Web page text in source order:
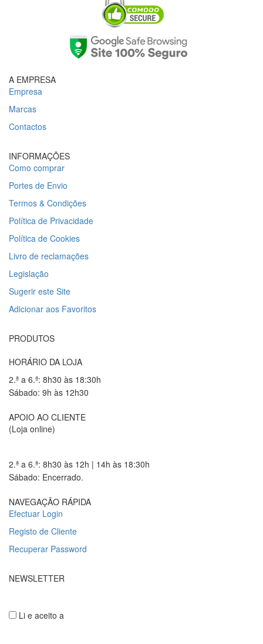
A EMPRESA
Empresa
Marcas
Contactos
INFORMAÇÕES
Como comprar
Portes de Envio
Termos & Condições
Política de Privacidade
Política de Cookies
Livro de reclamações
Legislação
Sugerir este Site
Adicionar aos Favoritos
PRODUTOS
HORÁRIO DA LOJA
2.ª a 6.ª: 8h30 às 18:30h
Sábado: 9h às 12h30
APOIO AO CLIENTE
(Loja online)
2.ª a 6.ª: 8h30 às 12h | 14h às 18:30h
Sábado: Encerrado.
NAVEGAÇÃO RÁPIDA
Efectuar Login
Registo de Cliente
Recuperar Password
NEWSLETTER
Li e aceito a